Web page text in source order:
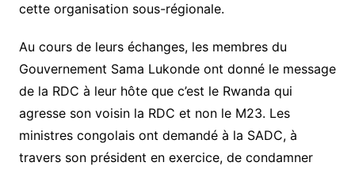
cette organisation sous-régionale.
Au cours de leurs échanges, les membres du
Gouvernement Sama Lukonde ont donné le message
de la RDC à leur hôte que c’est le Rwanda qui
agresse son voisin la RDC et non le M23. Les
ministres congolais ont demandé à la SADC, à
travers son président en exercice, de condamner